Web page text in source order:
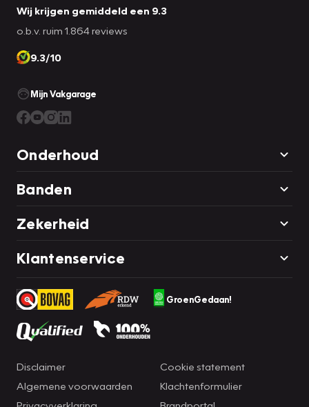
Wij krijgen gemiddeld een 9.3
o.b.v. ruim 1.864 reviews
9.3/10
Mijn Vakgarage
Onderhoud
Banden
Zekerheid
Klantenservice
GroenGedaan!
Disclaimer
Algemene voorwaarden
Cookie statement
Klachtenformulier